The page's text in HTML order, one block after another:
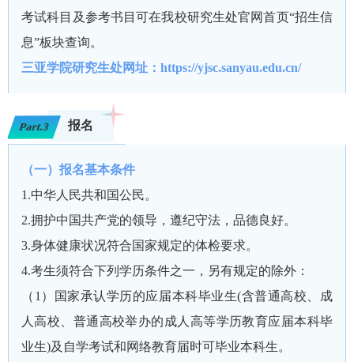
考试科目及参考书目可在我校研究生处官网首页“招生信
息”板块查询。
三亚学院研究生处网址：https://yjsc.sanyau.edu.cn/
Part.3 报名
（一）报名基本条件
1.中华人民共和国公民。
2.拥护中国共产党的领导，遵纪守法，品德良好。
3.身体健康状况符合国家规定的体检要求。
4.考生须符合下列学历条件之一，另有规定的除外：
（1）国家承认学历的应届本科毕业生(含普通高校、成
人高校、普通高校举办的成人高等学历教育应届本科毕
业生)及自学考试和网络教育届时可毕业本科生。